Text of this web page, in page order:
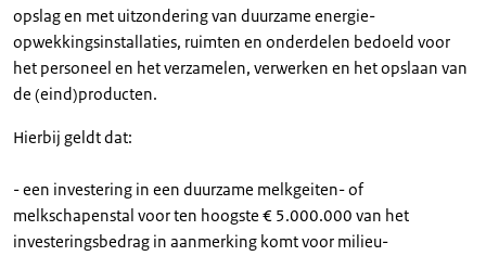
opslag en met uitzondering van duurzame energie-
opwekkingsinstallaties, ruimten en onderdelen bedoeld voor
het personeel en het verzamelen, verwerken en het opslaan van
de (eind)producten.
Hierbij geldt dat:
- een investering in een duurzame melkgeiten- of
melkschapenstal voor ten hoogste € 5.000.000 van het
investeringsbedrag in aanmerking komt voor milieu-